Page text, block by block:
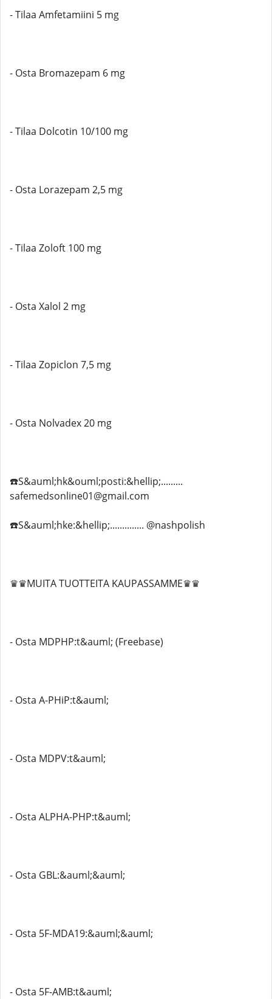
- Tilaa Amfetamiini 5 mg
- Osta Bromazepam 6 mg
- Tilaa Dolcotin 10/100 mg
- Osta Lorazepam 2,5 mg
- Tilaa Zoloft 100 mg
- Osta Xalol 2 mg
- Tilaa Zopiclon 7,5 mg
- Osta Nolvadex 20 mg
☎️S&auml;hk&ouml;posti:&hellip;.........
safemedsonline01@gmail.com
☎️S&auml;hke:&hellip;.............. @nashpolish
♛♛MUITA TUOTTEITA KAUPASSAMME♛♛
- Osta MDPHP:t&auml; (Freebase)
- Osta A-PHiP:t&auml;
- Osta MDPV:t&auml;
- Osta ALPHA-PHP:t&auml;
- Osta GBL:&auml;&auml;
- Osta 5F-MDA19:&auml;&auml;
- Osta 5F-AMB:t&auml;